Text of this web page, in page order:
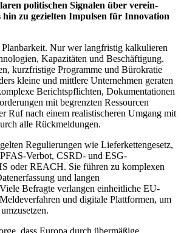
politischen Signalen über verein­
hin zu gezielten Impulsen für Innovation
Nur wer langfristig kalkulieren
Kapazitäten und Beschäftigung.
kurzfristige Programme und Bürokratie
kleine und mittlere Unternehmen geraten
Berichtspflichten, Dokumentationen
mit begrenzten Ressourcen
Ruf nach einem realistischeren Umgang mit
alle Rückmeldungen.
Regulierungen wie Lieferkettengesetz,
Verbot, CSRD- und ESG-
oder REACH. Sie führen zu komplexen
und langen
Befragte verlangen einheitliche EU-
und digitale Plattformen, um
dass Europa durch übermäßige